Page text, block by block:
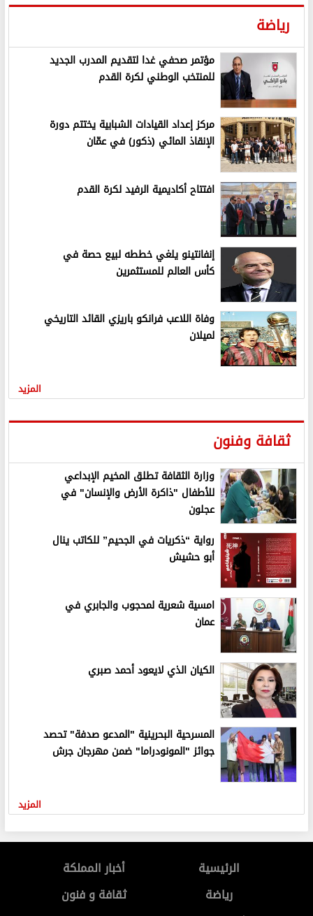
رياضة
مؤتمر صحفي غدا لتقديم المدرب الجديد
للمنتخب الوطني لكرة القدم
مركز إعداد القيادات الشبابية يختتم دورة
الإنقاذ المائي (ذكور) في عمّان
افتتاح أكاديمية الرفيد لكرة القدم
إنفانتينو يلغي خططه لبيع حصة في
كأس العالم للمستثمرين
وفاة اللاعب فرانكو باريزي القائد التاريخي
لميلان
المزيد
ثقافة وفنون
وزارة الثقافة تطلق المخيم الإبداعي
للأطفال "ذاكرة الأرض والإنسان" في
عجلون
رواية “ذكريات في الجحيم” للكاتب ينال
أبو حشيش
امسية شعرية لمحجوب والجابري في
عمان
الكيان الذي لايعود أحمد صبري
المسرحية البحرينية "المدعو صدفة" تحصد
جوائز "المونودراما" ضمن مهرجان جرش
المزيد
الرئيسية
أخبار المملكة
رياضة
ثقافة و فنون